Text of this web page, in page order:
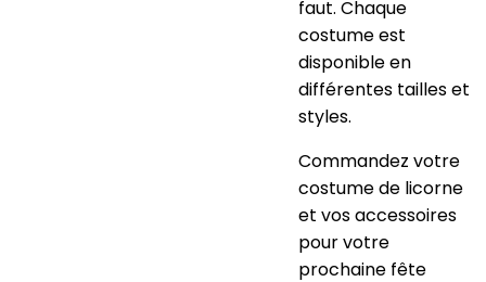
faut. Chaque
costume est
disponible en
différentes tailles et
styles.
Commandez votre
costume de licorne
et vos accessoires
pour votre
prochaine fête